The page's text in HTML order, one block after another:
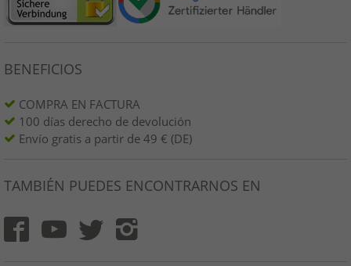
BENEFICIOS
COMPRA EN FACTURA
100 días derecho de devolución
Envío gratis a partir de 49 € (DE)
TAMBIÉN PUEDES ENCONTRARNOS EN